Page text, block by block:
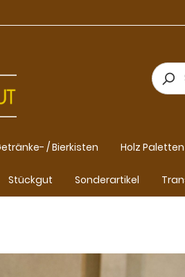
/ Bierkisten Holz Paletten
Stückgut Sonderartikel